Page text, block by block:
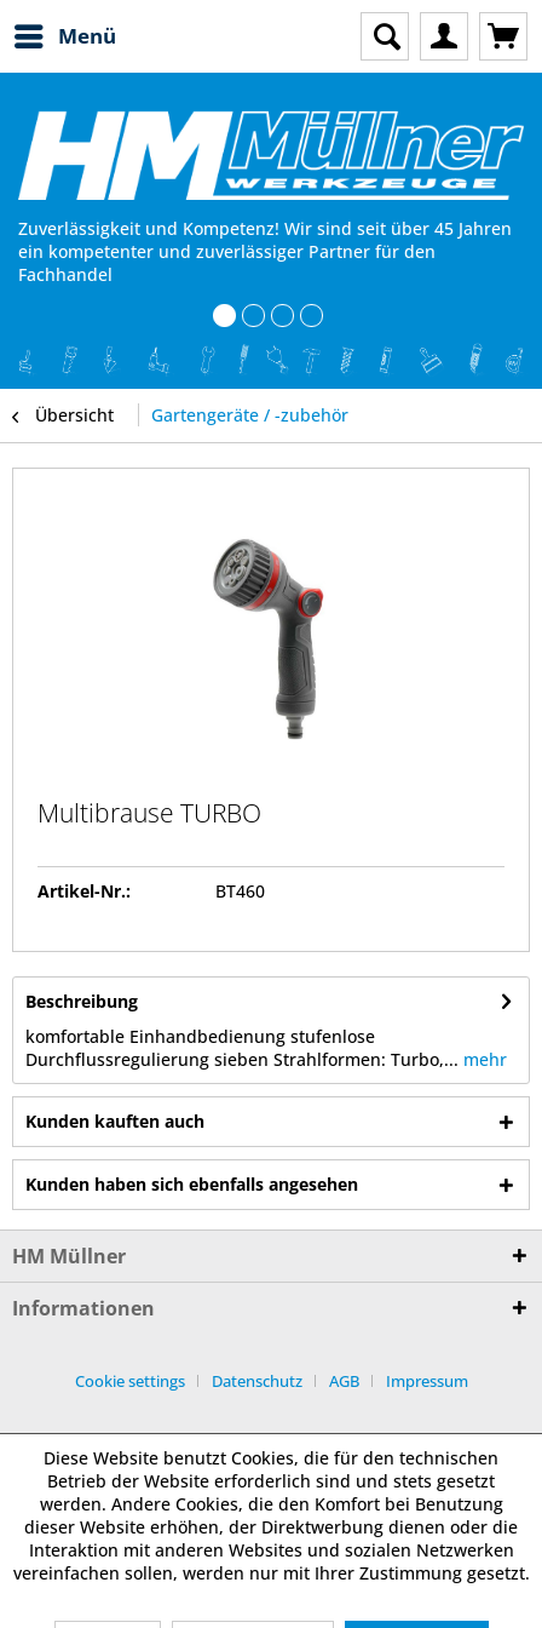
Menü
Zuverlässigkeit und Kompetenz! Wir sind seit über 45 Jahren
ein kompetenter und zuverlässiger Partner für den
Fachhandel
Übersicht Gartengeräte / -zubehör
Multibrause TURBO
Artikel-Nr.: BT460
Beschreibung
komfortable Einhandbedienung stufenlose
Durchflussregulierung sieben Strahlformen: Turbo,... mehr
Kunden kauften auch
Kunden haben sich ebenfalls angesehen
HM Müllner
Informationen
Cookie settings Datenschutz AGB Impressum
Diese Website benutzt Cookies, die für den technischen
Betrieb der Website erforderlich sind und stets gesetzt
werden. Andere Cookies, die den Komfort bei Benutzung
dieser Website erhöhen, der Direktwerbung dienen oder die
Interaktion mit anderen Websites und sozialen Netzwerken
vereinfachen sollen, werden nur mit Ihrer Zustimmung gesetzt.